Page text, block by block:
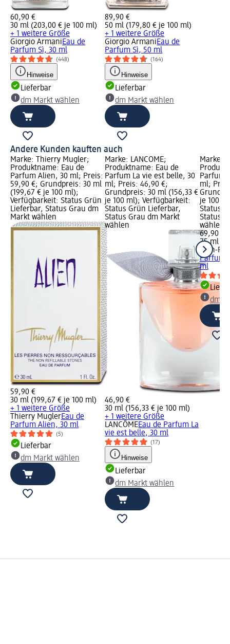
60,90 €
30 ml (203,00 € je 100 ml)
+ 1 weitere Größe
Giorgio ArmaniEau de
Parfum Sì, 30 ml
(448)
Hinweise
Lieferbar
dm Markt wählen
89,90 €
50 ml (179,80 € je 100 ml)
+ 1 weitere Größe
Giorgio ArmaniEau de
Parfum Sì, 50 ml
(164)
Hinweise
Lieferbar
dm Markt wählen
Andere Kunden kauften auch
Marke: Thierry Mugler;
Produktname: Eau de
Parfum Alien, 30 ml; Preis:
59,90 €; Grundpreis: 30 ml
(199,67 € je 100 ml);
Verfügbarkeit: Status Grün
Lieferbar, Status Grau dm
Markt wählen
59,90 €
30 ml (199,67 € je 100 ml)
+ 1 weitere Größe
Thierry MuglerEau de
Parfum Alien, 30 ml
(5)
Lieferbar
dm Markt wählen
Marke: LANCÔME;
Produktname: Eau de
Parfum La vie est belle, 30
ml; Preis: 46,90 €;
Grundpreis: 30 ml (156,33 €
je 100 ml); Verfügbarkeit:
Status Grün Lieferbar,
Status Grau dm Markt
wählen
46,90 €
30 ml (156,33 € je 100 ml)
+ 1 weitere Größe
LANCÔMEEau de Parfum La
vie est belle, 30 ml
(17)
Hinweise
Lieferbar
dm Markt wählen
Marke:
Parfum
ml;
je 100
Status
Status
wählen
69,90 €
75 ml
Jean-
Parfum
ml
dm